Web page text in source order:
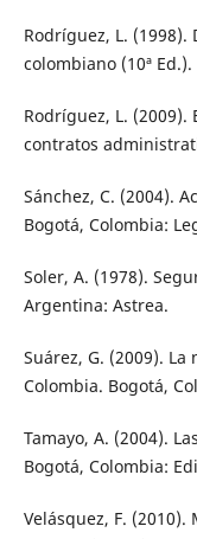
Rodríguez, L.
colombiano (10ª
Rodríguez, L.
contratos
Sánchez, C. (2004).
Bogotá, Colombia:
Soler, A. (1978).
Argentina: Astrea.
Suárez, G. (2009).
Colombia. Bogotá,
Tamayo, A. (2004).
Bogotá, Colombia:
Velásquez, F.